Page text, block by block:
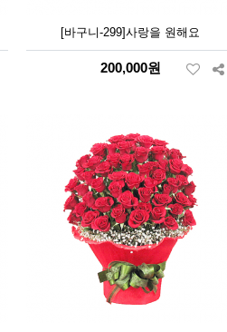
[바구니-299]사랑을 원해요
200,000원